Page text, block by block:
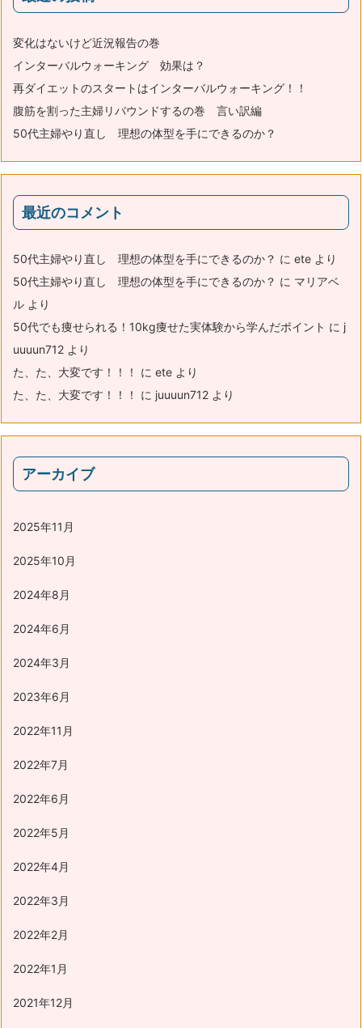
変化はないけど近況報告の巻
インターバルウォーキング 効果は？
再ダイエットのスタートはインターバルウォーキング！！
腹筋を割った主婦リバウンドするの巻 言い訳編
50代主婦やり直し 理想の体型を手にできるのか？
最近のコメント
50代主婦やり直し 理想の体型を手にできるのか？ に ete より
50代主婦やり直し 理想の体型を手にできるのか？ に マリアベ
ル より
50代でも痩せられる！10kg痩せた実体験から学んだポイント に j
uuuun712 より
た、た、大変です！！！
に ete より
た、た、大変です！！！
に juuuun712 より
アーカイブ
2025年11月
2025年10月
2024年8月
2024年6月
2024年3月
2023年6月
2022年11月
2022年7月
2022年6月
2022年5月
2022年4月
2022年3月
2022年2月
2022年1月
2021年12月